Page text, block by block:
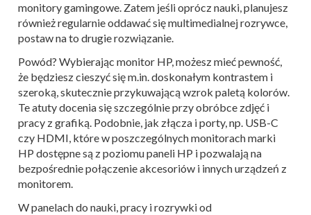
monitory gamingowe. Zatem jeśli oprócz nauki, planujesz
również regularnie oddawać się multimedialnej rozrywce,
postaw na to drugie rozwiązanie.
Powód? Wybierając monitor HP, możesz mieć pewność,
że będziesz cieszyć się m.in. doskonałym kontrastem i
szeroką, skutecznie przykuwającą wzrok paletą kolorów.
Te atuty docenia się szczególnie przy obróbce zdjęć i
pracy z grafiką. Podobnie, jak złącza i porty, np. USB-C
czy HDMI, które w poszczególnych monitorach marki
HP dostępne są z poziomu paneli HP i pozwalają na
bezpośrednie połączenie akcesoriów i innych urządzeń z
monitorem.
W panelach do nauki, pracy i rozrywki od